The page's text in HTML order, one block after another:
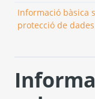
Informació bàsica
protecció de dades